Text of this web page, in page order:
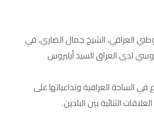
العراقي، الشيخ جمال الضاري، في
لدى العراق السيد أيلبروس
الساحة العراقية وتداعياتها على
الثنائية بين البلدين.